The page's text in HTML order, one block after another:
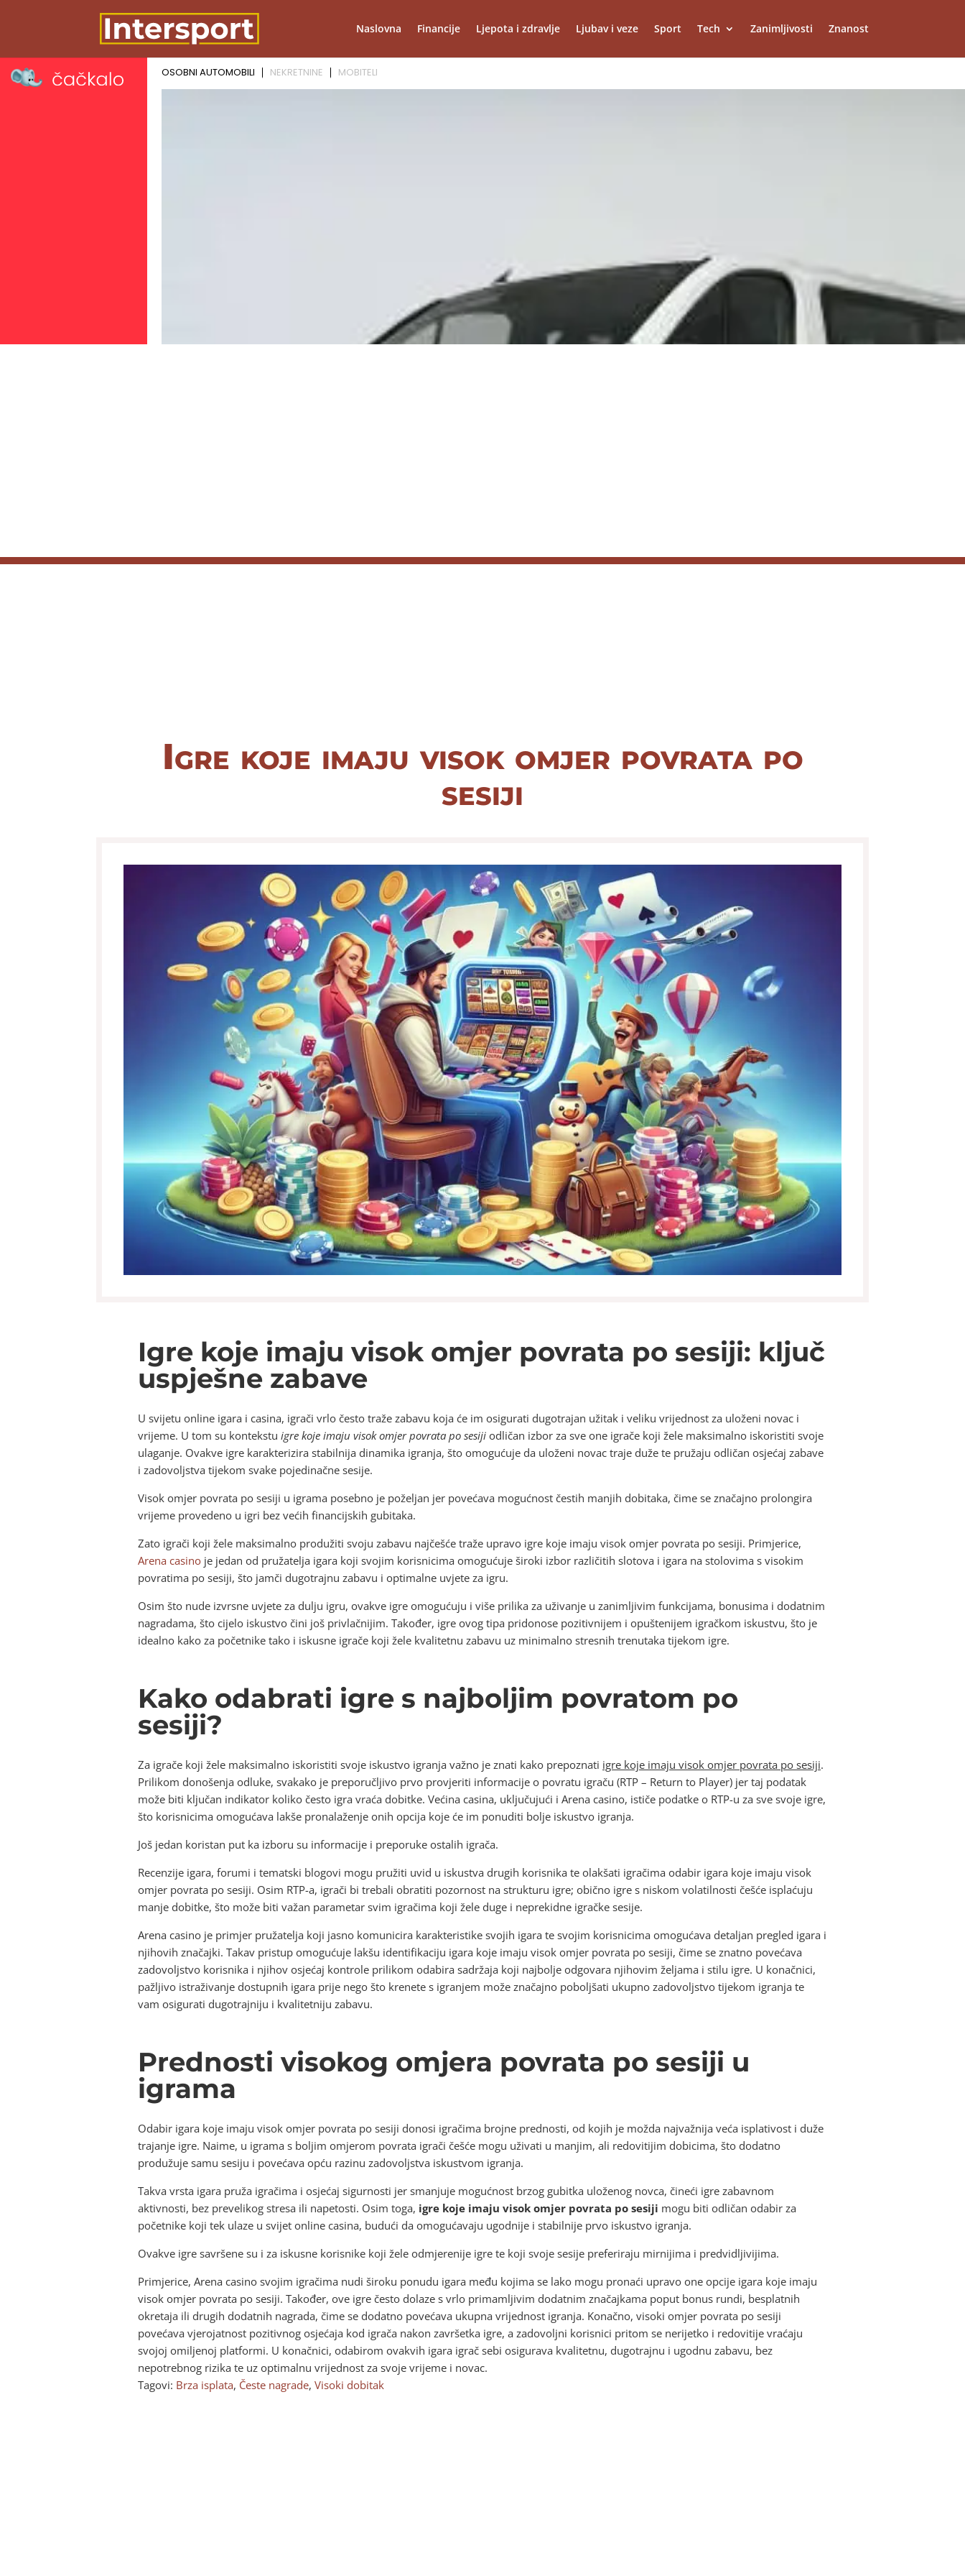
Naslovna Financije Ljepota i zdravlje Ljubav i veze Sport Tech Zanimljivosti Znanost
Igre koje imaju visok omjer povrata po
sesiji
Igre koje imaju visok omjer povrata po sesiji: ključ
uspješne zabave
U svijetu online igara i casina, igrači vrlo često traže zabavu koja će im osigurati dugotrajan užitak i veliku vrijednost za uloženi novac i
vrijeme. U tom su kontekstu igre koje imaju visok omjer povrata po sesiji odličan izbor za sve one igrače koji žele maksimalno iskoristiti svoje
ulaganje. Ovakve igre karakterizira stabilnija dinamika igranja, što omogućuje da uloženi novac traje duže te pružaju odličan osjećaj zabave
i zadovoljstva tijekom svake pojedinačne sesije.
Visok omjer povrata po sesiji u igrama posebno je poželjan jer povećava mogućnost čestih manjih dobitaka, čime se značajno prolongira
vrijeme provedeno u igri bez većih financijskih gubitaka.
Zato igrači koji žele maksimalno produžiti svoju zabavu najčešće traže upravo igre koje imaju visok omjer povrata po sesiji. Primjerice,
Arena casino je jedan od pružatelja igara koji svojim korisnicima omogućuje široki izbor različitih slotova i igara na stolovima s visokim
povratima po sesiji, što jamči dugotrajnu zabavu i optimalne uvjete za igru.
Osim što nude izvrsne uvjete za dulju igru, ovakve igre omogućuju i više prilika za uživanje u zanimljivim funkcijama, bonusima i dodatnim
nagradama, što cijelo iskustvo čini još privlačnijim. Također, igre ovog tipa pridonose pozitivnijem i opuštenijem igračkom iskustvu, što je
idealno kako za početnike tako i iskusne igrače koji žele kvalitetnu zabavu uz minimalno stresnih trenutaka tijekom igre.
Kako odabrati igre s najboljim povratom po
sesiji?
Za igrače koji žele maksimalno iskoristiti svoje iskustvo igranja važno je znati kako prepoznati igre koje imaju visok omjer povrata po sesiji.
Prilikom donošenja odluke, svakako je preporučljivo prvo provjeriti informacije o povratu igraču (RTP – Return to Player) jer taj podatak
može biti ključan indikator koliko često igra vraća dobitke. Većina casina, uključujući i Arena casino, ističe podatke o RTP-u za sve svoje igre,
što korisnicima omogućava lakše pronalaženje onih opcija koje će im ponuditi bolje iskustvo igranja.
Još jedan koristan put ka izboru su informacije i preporuke ostalih igrača.
Recenzije igara, forumi i tematski blogovi mogu pružiti uvid u iskustva drugih korisnika te olakšati igračima odabir igara koje imaju visok
omjer povrata po sesiji. Osim RTP-a, igrači bi trebali obratiti pozornost na strukturu igre; obično igre s niskom volatilnosti češće isplaćuju
manje dobitke, što može biti važan parametar svim igračima koji žele duge i neprekidne igračke sesije.
Arena casino je primjer pružatelja koji jasno komunicira karakteristike svojih igara te svojim korisnicima omogućava detaljan pregled igara i
njihovih značajki. Takav pristup omogućuje lakšu identifikaciju igara koje imaju visok omjer povrata po sesiji, čime se znatno povećava
zadovoljstvo korisnika i njihov osjećaj kontrole prilikom odabira sadržaja koji najbolje odgovara njihovim željama i stilu igre. U konačnici,
pažljivo istraživanje dostupnih igara prije nego što krenete s igranjem može značajno poboljšati ukupno zadovoljstvo tijekom igranja te
vam osigurati dugotrajniju i kvalitetniju zabavu.
Prednosti visokog omjera povrata po sesiji u
igrama
Odabir igara koje imaju visok omjer povrata po sesiji donosi igračima brojne prednosti, od kojih je možda najvažnija veća isplativost i duže
trajanje igre. Naime, u igrama s boljim omjerom povrata igrači češće mogu uživati u manjim, ali redovitijim dobicima, što dodatno
produžuje samu sesiju i povećava opću razinu zadovoljstva iskustvom igranja.
Takva vrsta igara pruža igračima i osjećaj sigurnosti jer smanjuje mogućnost brzog gubitka uloženog novca, čineći igre zabavnom
aktivnosti, bez prevelikog stresa ili napetosti. Osim toga, igre koje imaju visok omjer povrata po sesiji mogu biti odličan odabir za
početnike koji tek ulaze u svijet online casina, budući da omogućavaju ugodnije i stabilnije prvo iskustvo igranja.
Ovakve igre savršene su i za iskusne korisnike koji žele odmjerenije igre te koji svoje sesije preferiraju mirnijima i predvidljivijima.
Primjerice, Arena casino svojim igračima nudi široku ponudu igara među kojima se lako mogu pronaći upravo one opcije igara koje imaju
visok omjer povrata po sesiji. Također, ove igre često dolaze s vrlo primamljivim dodatnim značajkama poput bonus rundi, besplatnih
okretaja ili drugih dodatnih nagrada, čime se dodatno povećava ukupna vrijednost igranja. Konačno, visoki omjer povrata po sesiji
povećava vjerojatnost pozitivnog osjećaja kod igrača nakon završetka igre, a zadovoljni korisnici pritom se nerijetko i redovitije vraćaju
svojoj omiljenoj platformi. U konačnici, odabirom ovakvih igara igrač sebi osigurava kvalitetnu, dugotrajnu i ugodnu zabavu, bez
nepotrebnog rizika te uz optimalnu vrijednost za svoje vrijeme i novac.
Tagovi: Brza isplata, Česte nagrade, Visoki dobitak